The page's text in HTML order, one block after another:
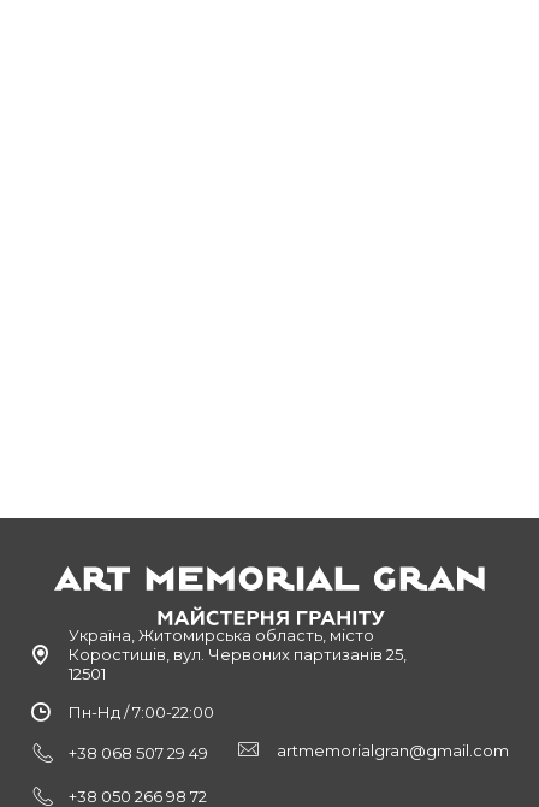
Україна, Житомирська область, місто
Коростишів, вул. Червоних партизанів 25,
12501
Пн-Нд / 7:00-22:00
+38 068 507 29 49
+38 050 266 98 72
artmemorialgran@gmail.com